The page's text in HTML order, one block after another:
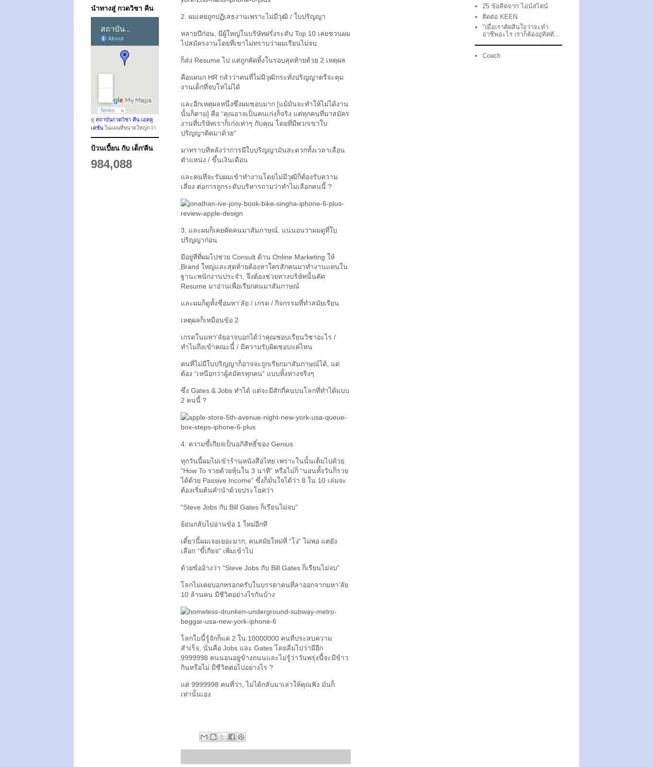
2. ผมเคยถูกปฏิเสธงานเพราะไม่มีวุฒิ / ใบปริญญา
หลายปีก่อน, มีผู้ใหญ่ในบริษัทฝรั่งระดับ Top 10 เคยชวนผม
ไปสมัครงานโดยที่เขาไม่ทราบว่าผมเรียนไม่จบ
ก็ส่ง Resume ไป แต่ถูกคัดทิ้งในรอบสุดท้ายด้วย 2 เหตุผล
คือแผนก HR กลัวว่าคนที่ไม่มีวุฒิกระทั่งปริญญาตรีจะคุม
งานเด็กที่จบโทไม่ได้
และอีกเหตุผลหนึ่งซึ่งผมชอบมาก [แม้มันจะทำให้ไม่ได้งาน
นั้นก็ตาม] คือ “คุณอาจเป็นคนเก่งก็จริง แต่ทุกคนที่มาสมัคร
งานที่บริษัทเราก็เก่งเท่าๆ กับคุณ โดยที่มีพวกเขาใบ
ปริญญาติดมาด้วย”
มาทราบทีหลังว่าการมีใบปริญญามันสะดวกทั้งเวลาเลื่อน
ตำแหน่ง / ขึ้นเงินเดือน
และคนที่จะรับผมเข้าทำงานโดยไม่มีวุฒิก็ต้องรับความ
เสี่ยง ต่อการถูกระดับบริหารถามว่าทำไมเลือกคนนี้ ?
3. และผมก็เคยคัดคนมาสัมภาษณ์, แน่นอนว่าผมดูที่ใบ
ปริญญาก่อน
มีอยู่ทีที่ผมไปช่วย Consult ด้าน Online Marketing ให้
ฺBrand ใหญ่และสุดท้ายต้องหาใครสักคนมาทำงานแทนใน
ฐานะพนักงานประจำ, จึงต้องช่วยทางบริษัทนั้นคัด
Resume มาอ่านเพื่อเรียกคนมาสัมภาษณ์
และผมก็ดูทั้งชื่อมหา’ลัย / เกรด / กิจกรรมที่ทำสมัยเรียน
เหตุผลก็เหมือนข้อ 2
เกรดในมหา’ลัยอาจบอกได้ว่าคุณชอบเรียนวิชาอะไร /
ทำไมถึงเข้าคณะนี้ / มีความรับผิดชอบแค่ไหน
คนที่ไม่มีใบปริญญาก็อาจจะถูกเรียกมาสัมภาษณ์ได้, แต่
ต้อง “เหนือกว่าผู้สมัครทุกคน” แบบทิ้งห่างจริงๆ
ซึ่ง Gates & Jobs ทำได้ แต่จะมีสักกี่คนบนโลกที่ทำได้แบบ
2 คนนี้ ?
4. ความขี้เกียจเป็นอภิสิทธิ์ของ Genius
ทุกวันนี้ผมไม่เข้าร้านหนังสือไทย เพราะในนั้นเต็มไปด้วย
“How To รวยด้วยหุ้นใน 3 นาที” หรือไม่ก็ “นอนทั้งวันก็รวย
ได้ด้วย Passive Income” ซึ่งก็มั่นใจได้ว่า 8 ใน 10 เล่มจะ
ต้องเริ่มต้นคำนำด้วยประโยคว่า
“Steve Jobs กับ Bill Gates ก็เรียนไม่จบ”
ย้อนกลับไปอ่านข้อ 1 ใหม่อีกที
เดี๋ยวนี้ผมเจอเยอะมาก, คนสมัยใหม่ที่ “โง่” ไม่พอ แต่ยัง
เลือก “ขี้เกียจ” เพิ่มเข้าไป
ด้วยข้ออ้างว่า “Steve Jobs กับ Bill Gates ก็เรียนไม่จบ”
โลกไม่เคยบอกหรอกครับในบรรดาคนที่ลาออกจากมหา’ลัย
10 ล้านคน มีชีวิตอย่างไรกันบ้าง
โลกใบนี้รู้จักก็แค่ 2 ใน 10000000 คนที่ประสบความ
สำเร็จ, นั่นคือ Jobs และ Gates โดยลืมไปว่ามีอีก
9999998 คนนอนอยู่ข้างถนนและไม่รู้ว่าวันพรุ่งนี้จะมีข้าว
กินหรือไม่ มีชีวิตต่อไปอย่างไร ?
แต่ 9999998 คนที่ว่า, ไม่ได้กลับมาเล่าให้คุณฟัง มันก็
เท่านั้นเอง
นำทางสู่ กวดวิชา คีน
ดู สถาบันกวดวิชา คีน เอดดู
เคชั่น ในแผนที่ขนาดใหญ่กว่า
ป้วนเปี้ยน กับ เด็ก'คีน
984,088
25 ข้อคิดจาก ไอน์สไตน์
ติดต่อ KEEN
"เมื่อเราตัดสินใจว่าจะทำ
อาชีพอะไร เราก็ต้องอุทิศตั...
Coach